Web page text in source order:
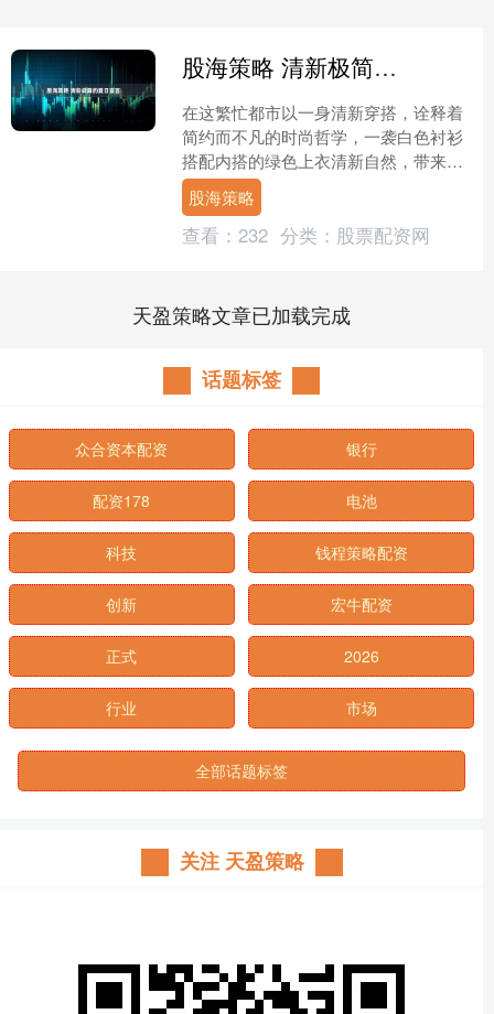
股海策略 清新极简的夏日宣言
在这繁忙都市以一身清新穿搭，诠释着
简约而不凡的时尚哲学，一袭白色衬衫
搭配内搭的绿色上衣清新自然，带来一
抹宁静与凉爽，下装白色短裤简约大方
与上衣色彩呼应，展现出青....
股海策略
查看： 232 分类： 股票配资网
天盈策略文章已加载完成
话题标签
众合资本配资 银行
配资178 电池
科技 钱程策略配资
创新 宏牛配资
正式 2026
行业 市场
全部话题标签
关注 天盈策略